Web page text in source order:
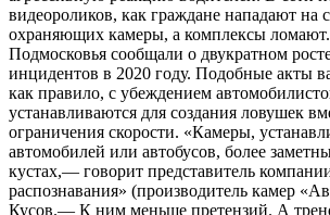
видеороликов, как граждане нападают на
охраняющих камеры, а комплексы
Подмосковья сообщали о двукратном
инцидентов в 2020 году. Подобные акты
как правило, с убеждением
устанавливаются для создания ловушек
ограничения скорости. «Камеры,
автомобилей или автобусов, более
кустах,— говорит представитель
распознавания» (производитель камер
Кусов.— К ним меньше претензий. А